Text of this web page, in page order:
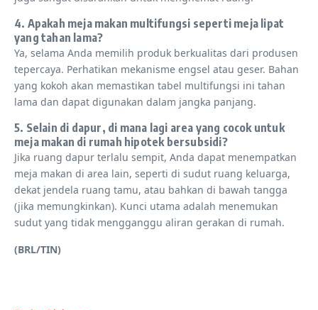
4. Apakah meja makan multifungsi seperti meja lipat
yang tahan lama?
Ya, selama Anda memilih produk berkualitas dari produsen
tepercaya. Perhatikan mekanisme engsel atau geser. Bahan
yang kokoh akan memastikan tabel multifungsi ini tahan
lama dan dapat digunakan dalam jangka panjang.
5. Selain di dapur, di mana lagi area yang cocok untuk
meja makan di rumah hipotek bersubsidi?
Jika ruang dapur terlalu sempit, Anda dapat menempatkan
meja makan di area lain, seperti di sudut ruang keluarga,
dekat jendela ruang tamu, atau bahkan di bawah tangga
(jika memungkinkan). Kunci utama adalah menemukan
sudut yang tidak mengganggu aliran gerakan di rumah.
(BRL/TIN)